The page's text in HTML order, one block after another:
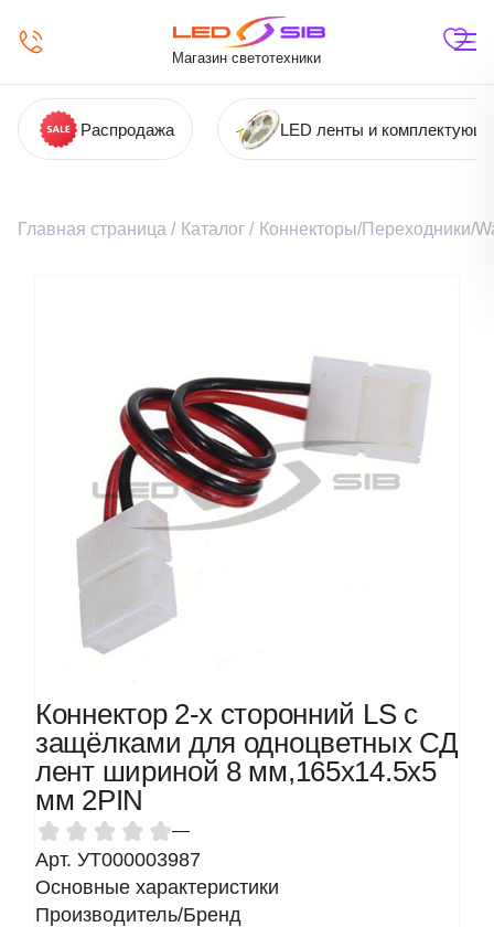
Магазин светотехники
Распродажа LED ленты и
Главная страница / Каталог / Коннекторы/Переходники/
Коннектор 2-х сторонний LS с
защёлками для одноцветных СД
лент шириной 8 мм,165х14.5х5
мм 2PIN
—
Арт. УТ000003987
Основные характеристики
Производитель/Бренд